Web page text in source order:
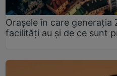
Orașele în care generația
facilități au și de ce sunt